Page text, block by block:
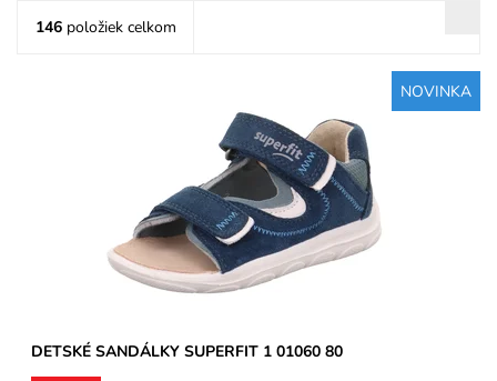
146 položiek celkom
NOVINKA
Zvršok usňová koža, vnútorné podšívky v časti päty kožené, po
bočných stranách neoprén / pohodlnejšie na bosú nohu /....
Superfit
2 roky
DETSKÉ SANDÁLKY SUPERFIT 1 01060 80